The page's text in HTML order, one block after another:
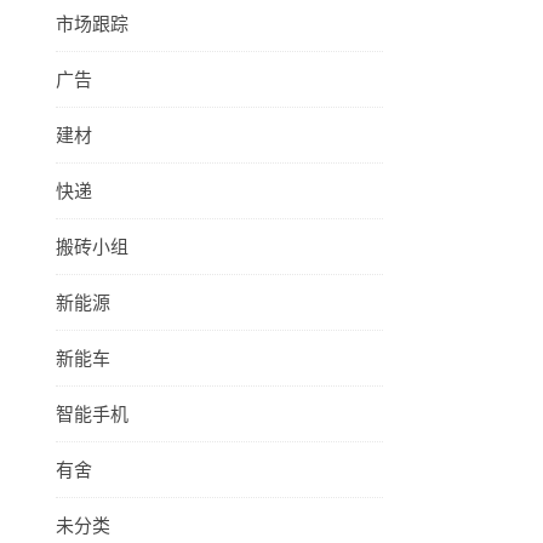
市场跟踪
广告
建材
快递
搬砖小组
新能源
新能车
智能手机
有舍
未分类